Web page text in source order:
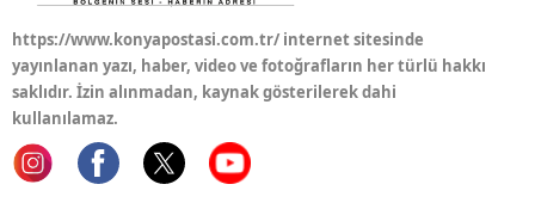
https://www.konyapostasi.com.tr/ internet sitesinde
yayınlanan yazı, haber, video ve fotoğrafların her türlü hakkı
saklıdır. İzin alınmadan, kaynak gösterilerek dahi
kullanılamaz.